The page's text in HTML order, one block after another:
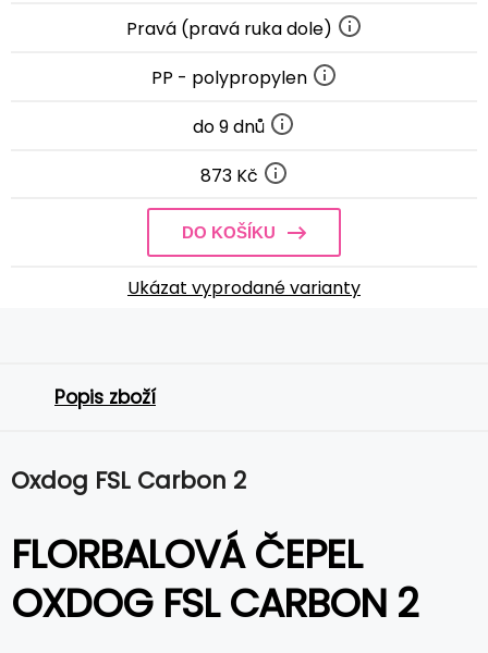
Pravá (pravá ruka dole)
PP - polypropylen
do 9 dnů
873 Kč
DO KOŠÍKU
Ukázat vyprodané varianty
Popis zboží
Oxdog FSL Carbon 2
FLORBALOVÁ ČEPEL
OXDOG FSL CARBON 2